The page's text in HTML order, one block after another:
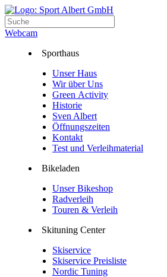
Webcam
Sporthaus
Unser Haus
Wir über Uns
Green Activity
Historie
Sven Albert
Öffnungszeiten
Kontakt
Test und Verleihmaterial
Bikeladen
Unser Bikeshop
Radverleih
Touren & Verleih
Skituning Center
Skiservice
Skiservice Preisliste
Nordic Tuning